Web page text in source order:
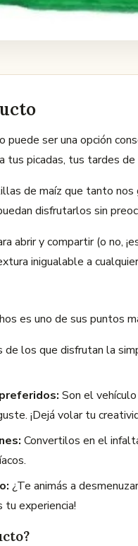
puede ser una opción
tus picadas, tus tardes
de maíz que tanto
disfrutarlos sin
abrir y compartir (o no,
inigualable a
es uno de sus puntos
de los que disfrutan la
Son el
¡Dejá volar tu
Convertilos en el
¿Te animás a
tu experiencia!